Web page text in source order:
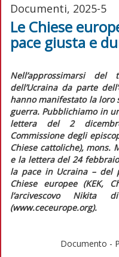
Documenti, 2025-5
Le Chiese
pace giusta e
Nell’approssimarsi del
dell’Ucraina da parte
hanno manifestato la loro
guerra. Pubblichiamo in
lettera del 2
Commissione degli
Chiese cattoliche), mons.
e la lettera del 24
la pace in Ucraina– del
Chiese europee (KEK,
l’arcivescovo
(www.ceceurope.org).
Documento -